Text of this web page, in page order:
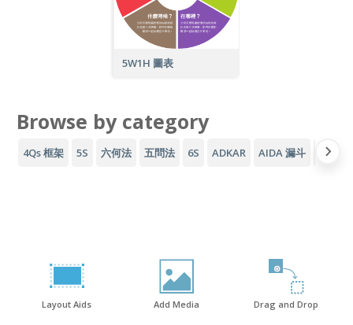
5W1H 圖表
Browse by category
4Qs 框架 5S 六何法 五問法 6S ADKAR AIDA 漏斗 AWS
Layout Aids Add Media Drag and Drop